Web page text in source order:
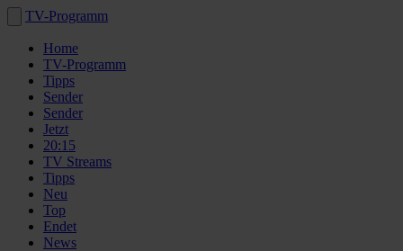
TV-Programm
Home
TV-Programm
Tipps
Sender
Sender
Jetzt
20:15
TV Streams
Tipps
Neu
Top
Endet
News